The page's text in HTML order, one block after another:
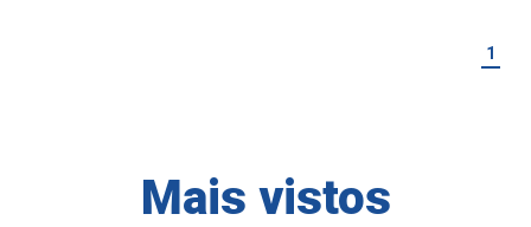
1
Mais vistos